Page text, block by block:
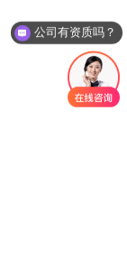
公司有资质吗？